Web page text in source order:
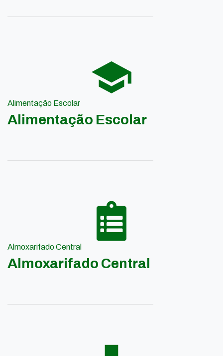
Alimentação Escolar
Alimentação Escolar
Almoxarifado Central
Almoxarifado Central